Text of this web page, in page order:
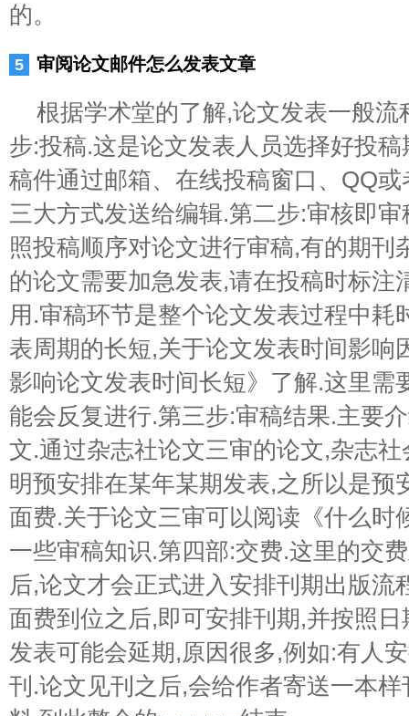
的。
审阅论文邮件怎么发表文章
根据学术堂的了解,论文发表一般
步:投稿.这是论文发表人员选择好投
稿件通过邮箱、在线投稿窗口、QQ
三大方式发送给编辑.第二步:审核即
照投稿顺序对论文进行审稿,有的期刊
的论文需要加急发表,请在投稿时标注
用.审稿环节是整个论文发表过程中耗
表周期的长短,关于论文发表时间影响
影响论文发表时间长短》了解.这里需
能会反复进行.第三步:审稿结果.主要
文.通过杂志社论文三审的论文,杂志
明预安排在某年某期发表,之所以是预
面费.关于论文三审可以阅读《什么时
一些审稿知识.第四部:交费.这里的交
后,论文才会正式进入安排刊期出版流
面费到位之后,即可安排刊期,并按照
发表可能会延期,原因很多,例如:有人
刊.论文见刊之后,会给作者寄送一本